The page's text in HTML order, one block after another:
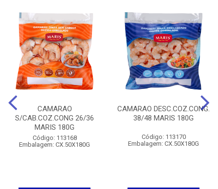
CAMARAO
S/CAB.COZ.CONG 26/36
MARIS 180G
Código: 113168
Embalagem: CX.50X180G
CAMARAO DESC.COZ.CONG.
38/48 MARIS 180G
Código: 113170
Embalagem: CX.50X180G